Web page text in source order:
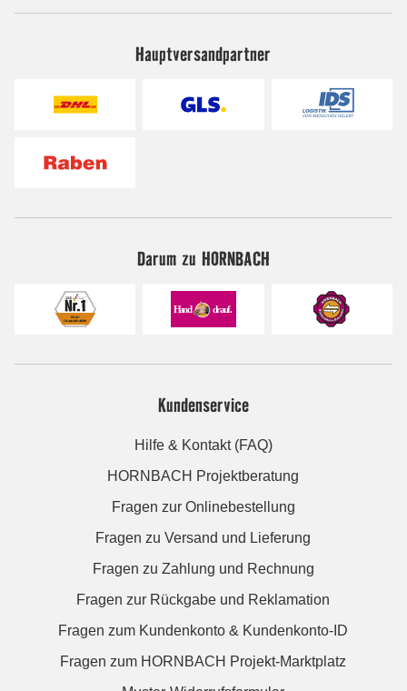
Hauptversandpartner
Darum zu HORNBACH
Kundenservice
Hilfe & Kontakt (FAQ)
HORNBACH Projektberatung
Fragen zur Onlinebestellung
Fragen zu Versand und Lieferung
Fragen zu Zahlung und Rechnung
Fragen zur Rückgabe und Reklamation
Fragen zum Kundenkonto & Kundenkonto-ID
Fragen zum HORNBACH Projekt-Marktplatz